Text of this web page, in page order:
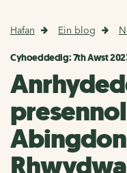
Hafan Ein blog
Cyhoeddedig: 7th Awst